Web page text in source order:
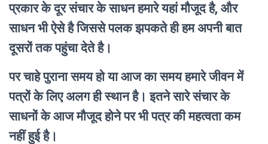
प्रकार के दूर संचार के साधन हमारे यहां मौजूद है, और
साधन भी ऐसे है जिससे पलक झपकते ही हम अपनी बात
दूसरों तक पहुंचा देते है।
पर चाहे पुराना समय हो या आज का समय हमारे जीवन में
पत्रों के लिए अलग ही स्थान है। इतने सारे संचार के
साधनों के आज मौजूद होने पर भी पत्र की महत्वता कम
नहीं हुई है।